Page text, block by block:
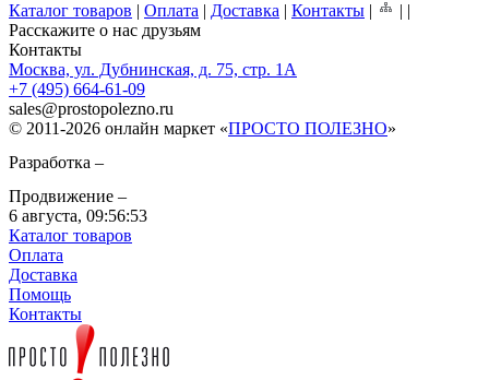
Каталог товаров | Оплата | Доставка | Контакты | | |
Расскажите о нас друзьям
Контакты
Москва, ул. Дубнинская, д. 75, стр. 1А
+7 (495) 664-61-09
sales@prostopolezno.ru
© 2011-2026 онлайн маркет «ПРОСТО ПОЛЕЗНО»
Разработка –
Продвижение –
6 августа, 09:56:53
Каталог товаров
Оплата
Доставка
Помощь
Контакты